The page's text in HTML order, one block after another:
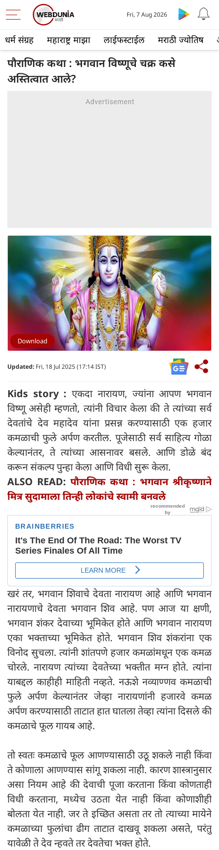
धर्म संग्रह महाराष्ट्र माझा लाईफस्टाईल मराठी ज्योतिष
Fri, 7 Aug 2026
पौराणिक कथा : भगवान विष्णूचे चक्र कसे
अस्तित्वात आले?
Download
Updated: Fri, 18 Jul 2025 (17:14 IST)
Kids story :एकदा नारायण, ज्यांना आपण भगवान
विष्णू असेही म्हणतो, त्यांनी विचार केला की ते त्यांच्या सर्व
देवतांचे देव महादेव यांना प्रसन्न करण्यासाठी एक हजार
कमळाची फुले अर्पण करतील. पूजेसाठी सर्व साहित्य गोळा
केल्यानंतर, ते त्यांच्या आसनावर बसले. आणि डोळे बंद
करून संकल्प पुन्हा केला आणि विधी सुरू केला.
ALSO READ: पौराणिक कथा : भगवान श्रीकृष्णाने
मित्र सुदामाला तिन्ही लोकांचे स्वामी बनवले
खरं तर, भगवान शिवाचे देवता नारायण आहे आणि भगवान
नारायणाचे देवता भगवान शिव आहे. पण आज या क्षणी,
भगवान शंकर देवाच्या भूमिकेत होते आणि भगवान नारायण
एका भक्ताच्या भूमिकेत होते. भगवान शिव शंकरांना एक
विनोद सुचला. त्यांनी शांतपणे हजार कमळांमधून एक कमळ
चोरले. नारायण त्यांच्या देवतेच्या भक्तीत मग्न होते. त्यांना
याबद्दल काहीही माहिती नव्हते. नऊशे नव्याण्णव कमळाची
फुले अर्पण केल्यानंतर जेव्हा नारायणांनी हजारवे कमळ
अर्पण करण्यासाठी ताटात हात घातला तेव्हा त्यांना दिसले की
कमळाचे फूल गायब आहे.
तो स्वतः कमळाचे फूल आणण्यासाठी उठू शकले नाही किंवा
ते कोणाला आणण्यास सांगू शकला नाही. कारण शास्त्रानुसार
असा नियम आहे की देवाची पूजा करताना किंवा कोणताही
विधी करताना, मध्येच उठता येत नाही किंवा कोणाशीही
बोलता येत नाही. जर ते इच्छित असता तर तो त्याच्या मायेने
कमळाच्या फुलांचा ढीग ताटात दाखवू शकला असते, परंतु
यावेळी ते देव न्हवते तर देवतेचा भक्त होते.